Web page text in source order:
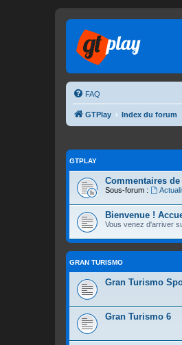
FAQ
GTPlay Index du forum
GTPLAY
Commentaires de
Sous-forum :
Bienvenue !
Vous venez d'arriver
GRAN TURISMO
Gran Turismo
Gran Turismo 6